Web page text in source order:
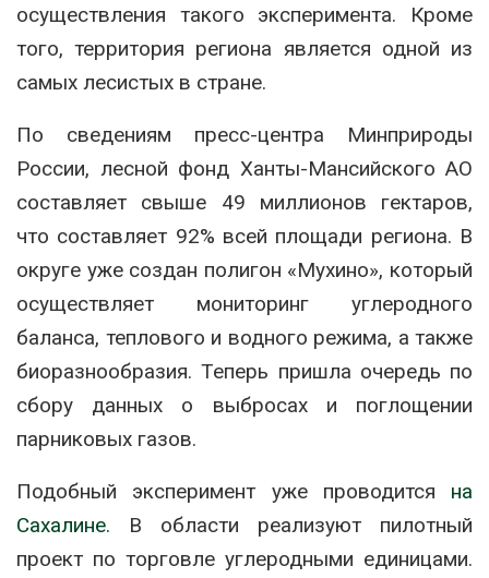
осуществления такого эксперимента. Кроме
того, территория региона является одной из
самых лесистых в стране.
По сведениям пресс-центра Минприроды
России, лесной фонд Ханты-Мансийского АО
составляет свыше 49 миллионов гектаров,
что составляет 92% всей площади региона. В
округе уже создан полигон «Мухино», который
осуществляет мониторинг углеродного
баланса, теплового и водного режима, а также
биоразнообразия. Теперь пришла очередь по
сбору данных о выбросах и поглощении
парниковых газов.
Подобный эксперимент уже проводится на
Сахалине. В области реализуют пилотный
проект по торговле углеродными единицами.